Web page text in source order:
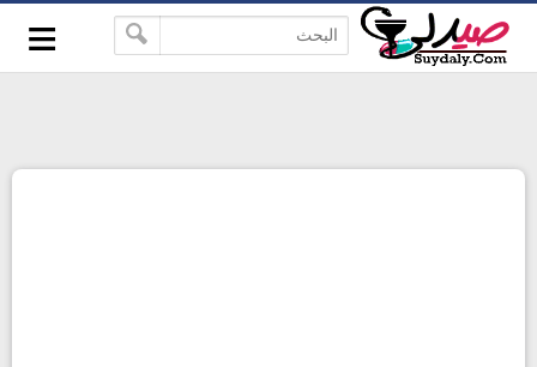
-->
google-site-verification=pbBDctPvwZJkSEHg2-
vmZ_yu86_9u3jQJgGN9H2FF9w
≡